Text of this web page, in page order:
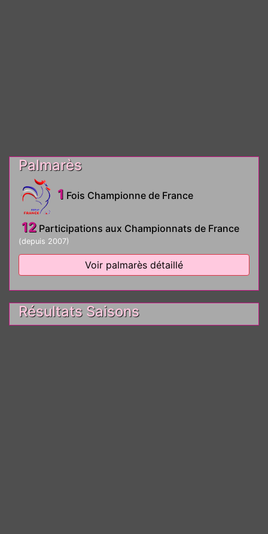
Palmarès
1 Fois Championne de France
12 Participations aux Championnats de France
(depuis 2007)
Voir palmarès détaillé
Résultats Saisons